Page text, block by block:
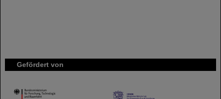
Gefördert von
HMWK